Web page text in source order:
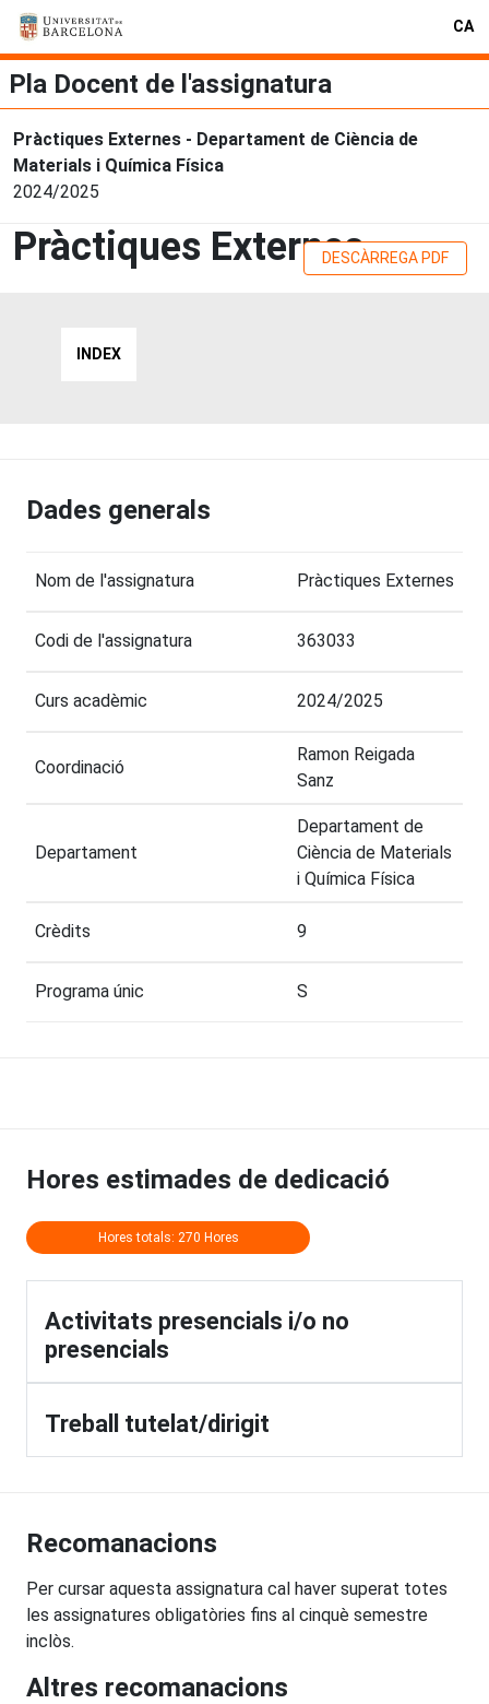
CA
Pla Docent de l'assignatura
Pràctiques Externes - Departament de Ciència de
Materials i Química Física
2024/2025
Pràctiques ExternesDESCÀRREGA PDF
INDEX
Dades generals
Nom de l'assignatura Pràctiques Externes
Codi de l'assignatura 363033
Curs acadèmic 2024/2025
Coordinació
Ramon Reigada
Sanz
Departament
Departament de
Ciència de Materials
i Química Física
Crèdits 9
Programa únic S
Hores estimades de dedicació
Hores totals: 270 Hores
Activitats presencials i/o no
presencials
Treball tutelat/dirigit
Recomanacions
Per cursar aquesta assignatura cal haver superat totes
les assignatures obligatòries fins al cinquè semestre
inclòs.
Altres recomanacions